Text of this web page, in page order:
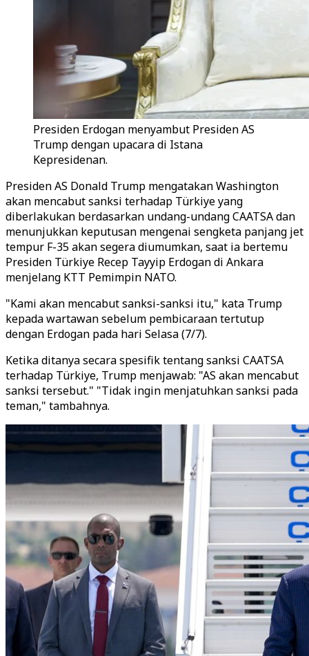
Presiden Erdogan menyambut Presiden AS
Trump dengan upacara di Istana
Kepresidenan.
Presiden AS Donald Trump mengatakan Washington
akan mencabut sanksi terhadap Türkiye yang
diberlakukan berdasarkan undang-undang CAATSA dan
menunjukkan keputusan mengenai sengketa panjang jet
tempur F-35 akan segera diumumkan, saat ia bertemu
Presiden Türkiye Recep Tayyip Erdogan di Ankara
menjelang KTT Pemimpin NATO.
"Kami akan mencabut sanksi-sanksi itu," kata Trump
kepada wartawan sebelum pembicaraan tertutup
dengan Erdogan pada hari Selasa (7/7).
Ketika ditanya secara spesifik tentang sanksi CAATSA
terhadap Türkiye, Trump menjawab: "AS akan mencabut
sanksi tersebut." "Tidak ingin menjatuhkan sanksi pada
teman," tambahnya.